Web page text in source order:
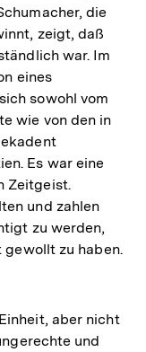
die
zeigt, daß
war. Im
eines
sowohl vom
wie von den in
Es war eine
Zeitgeist.
und zahlen
zu werden,
zu haben.
aber nicht
und